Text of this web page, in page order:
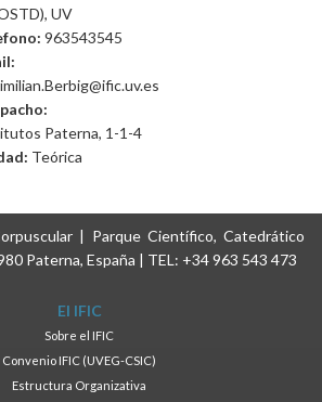
UV
963543545
Paterna, 1-1-4
Teórica
| Parque Científico, Catedrático
Paterna, España | TEL: +34 963 543 473
El IFIC
Sobre el IFIC
Convenio IFIC (UVEG-CSIC)
Estructura Organizativa